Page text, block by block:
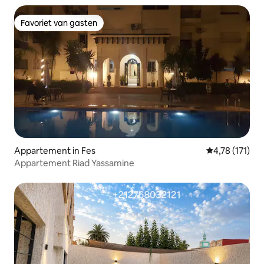
Favoriet van gasten
Favoriet van gasten
Appartement in Fes Gemiddelde
4,78 (171)
Appartement Riad Yassamine